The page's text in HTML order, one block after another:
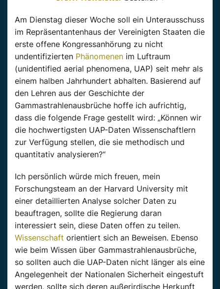
Am Dienstag dieser Woche soll ein Unterausschuss
im Repräsentantenhaus der Vereinigten Staaten die
erste offene Kongressanhörung zu nicht
undentifizierten Phänomenen im Luftraum
(unidentified aerial phenomena, UAP) seit mehr als
einem halben Jahrhundert abhalten. Basierend auf
den Lehren aus der Geschichte der
Gammastrahlenausbrüche hoffe ich aufrichtig,
dass die folgende Frage gestellt wird: „Können wir
die hochwertigsten UAP-Daten Wissenschaftlern
zur Verfügung stellen, die sie methodisch und
quantitativ analysieren?“
Ich persönlich würde mich freuen, mein
Forschungsteam an der Harvard University mit
einer detaillierten Analyse solcher Daten zu
beauftragen, sollte die Regierung daran
interessiert sein, diese Daten offen zu teilen.
Wissenschaft orientiert sich an Beweisen. Ebenso
wie beim Wissen über Gammastrahlenausbrüche,
so sollten auch die UAP-Daten nicht länger als eine
Angelegenheit der Nationalen Sicherheit eingestuft
werden, sollte sich deren außerirdische Herkunft